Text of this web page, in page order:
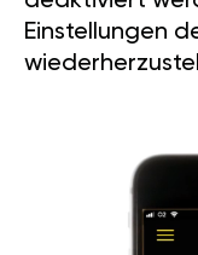
Einstellungen